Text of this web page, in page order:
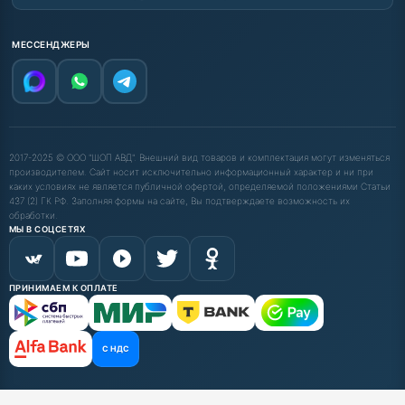
МЕССЕНДЖЕРЫ
2017-2025 © ООО "ШОП АВД". Внешний вид товаров и комплектация могут изменяться
производителем. Сайт носит исключительно информационный характер и ни при
каких условиях не является публичной офертой, определяемой положениями Статьи
437 (2) ГК РФ. Заполняя формы на сайте, Вы подтверждаете возможность их
обработки.
МЫ В СОЦСЕТЯХ
ПРИНИМАЕМ К ОПЛАТЕ
С НДС